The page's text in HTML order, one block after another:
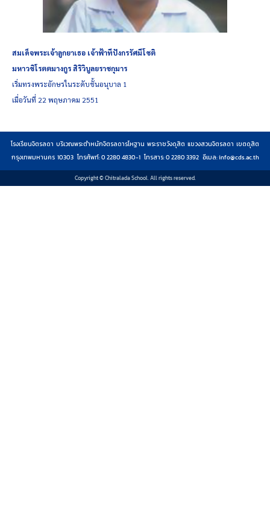
สมเด็จพระเจ้าลูกยาเธอ เจ้าฟ้าทีปังกรรัศมีโชติ
มหาวชิโรตตมางกูร สิริวิบูลยราชกุมาร
เริ่มทรงพระอักษรในระดับชั้นอนุบาล 1
เมื่อวันที่ 22 พฤษภาคม 2551
โรงเรียนจิตรลดา บริเวณพระตำหนักจิตรลดารโหฐาน พระราชวังดุสิต แขวงสวนจิตรลดา เขตดุสิต
กรุงเทพมหานคร 10303 โทรศัพท์: 0 2280 4830-1 โทรสาร: 0 2280 3392 อีเมล:info@cds.ac.th
Copyright © Chitralada School. All rights reserved.